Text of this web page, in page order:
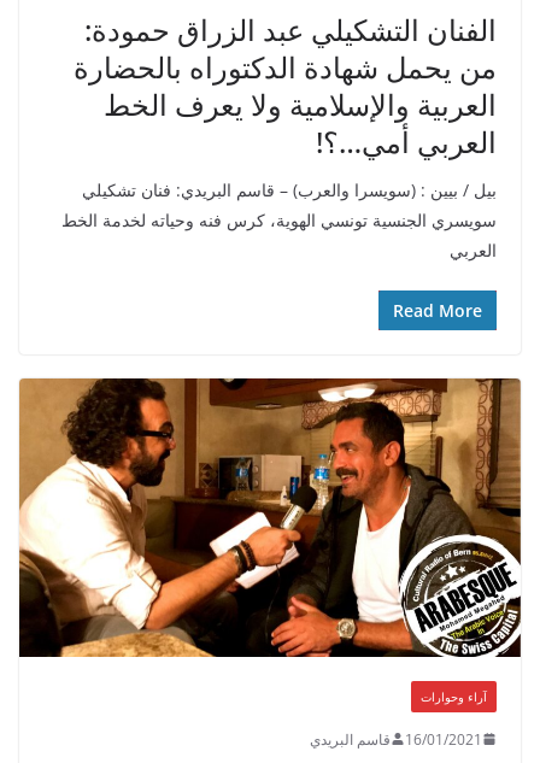
الفنان التشكيلي عبد الزراق حمودة:
من يحمل شهادة الدكتوراه بالحضارة
العربية والإسلامية ولا يعرف الخط
العربي أمي…؟!
بيل / بيين : (سويسرا والعرب) – قاسم البريدي: فنان تشكيلي
سويسري الجنسية تونسي الهوية، كرس فنه وحياته لخدمة الخط
العربي
Read More
آراء وحوارات
16/01/2021 قاسم البريدي